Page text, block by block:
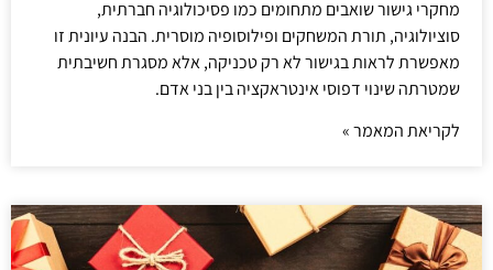
מחקרי גישור שואבים מתחומים כמו פסיכולוגיה חברתית,
סוציולוגיה, תורת המשחקים ופילוסופיה מוסרית. הבנה עיונית זו
מאפשרת לראות בגישור לא רק טכניקה, אלא מסגרת חשיבתית
שמטרתה שינוי דפוסי אינטראקציה בין בני אדם.
לקריאת המאמר »